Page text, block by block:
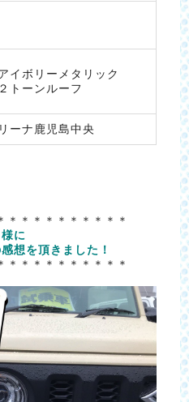
イボリーメタリック
トーンルーフ
ーナ鹿児島中央
＊＊＊＊＊＊＊＊＊＊
様に
想を頂きました！
＊＊＊＊＊＊＊＊＊＊